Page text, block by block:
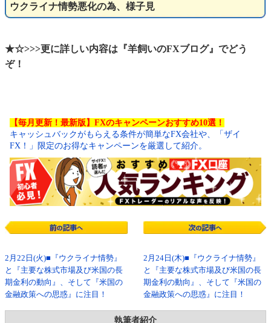
ウクライナ情勢悪化の為、様子見
★☆>>>更に詳しい内容は『羊飼いのFXブログ』でどう
ぞ！
【毎月更新！最新版】FXのキャンペーンおすすめ10選！
キャッシュバックがもらえる条件が簡単なFX会社や、「ザイ
FX！」限定のお得なキャンペーンを厳選して紹介。
2月22日(火)■『ウクライナ情勢』
と『主要な株式市場及び米国の長
期金利の動向』、そして『米国の
金融政策への思惑』に注目！
2月24日(木)■『ウクライナ情勢』
と『主要な株式市場及び米国の長
期金利の動向』、そして『米国の
金融政策への思惑』に注目！
執筆者紹介